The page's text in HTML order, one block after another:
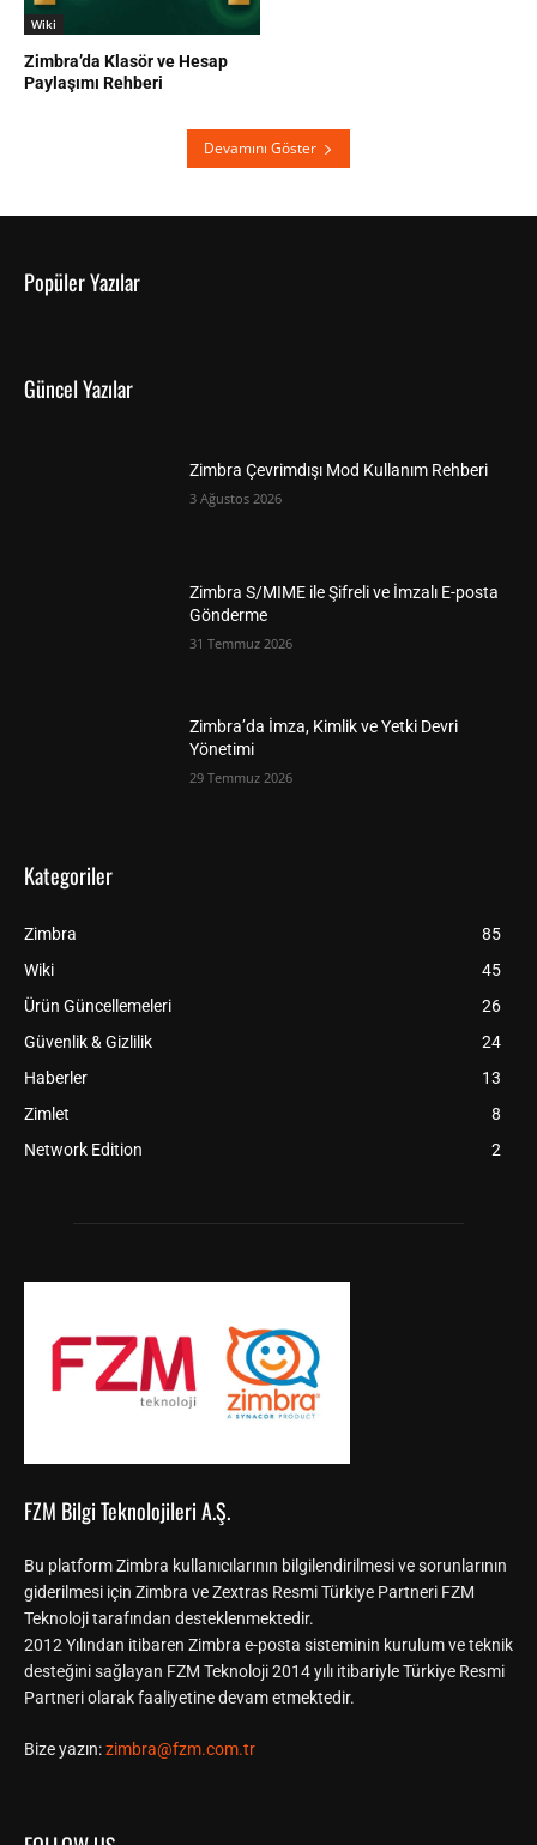
Wiki
Zimbra’da Klasör ve Hesap
Paylaşımı Rehberi
Devamını Göster
Popüler Yazılar
Güncel Yazılar
Zimbra Çevrimdışı Mod Kullanım Rehberi
3 Ağustos 2026
Zimbra S/MIME ile Şifreli ve İmzalı E-posta
Gönderme
31 Temmuz 2026
Zimbra’da İmza, Kimlik ve Yetki Devri
Yönetimi
29 Temmuz 2026
Kategoriler
Zimbra
85
Wiki
45
Ürün Güncellemeleri
26
Güvenlik & Gizlilik
24
Haberler
13
Zimlet
8
Network Edition
2
FZM Bilgi Teknolojileri A.Ş.
Bu platform Zimbra kullanıcılarının bilgilendirilmesi ve sorunlarının
giderilmesi için Zimbra ve Zextras Resmi Türkiye Partneri FZM
Teknoloji tarafından desteklenmektedir.
2012 Yılından itibaren Zimbra e-posta sisteminin kurulum ve teknik
desteğini sağlayan FZM Teknoloji 2014 yılı itibariyle Türkiye Resmi
Partneri olarak faaliyetine devam etmektedir.
Bize yazın:zimbra@fzm.com.tr